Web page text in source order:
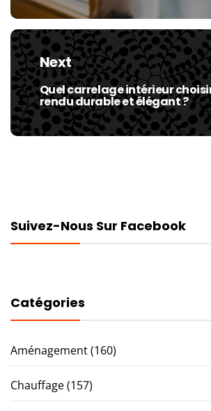
Next
Next
post:
Quel carrelage intérieur
rendu durable et élégant ?
Suivez-Nous Sur Facebook
Catégories
Aménagement(160)
Chauffage(157)